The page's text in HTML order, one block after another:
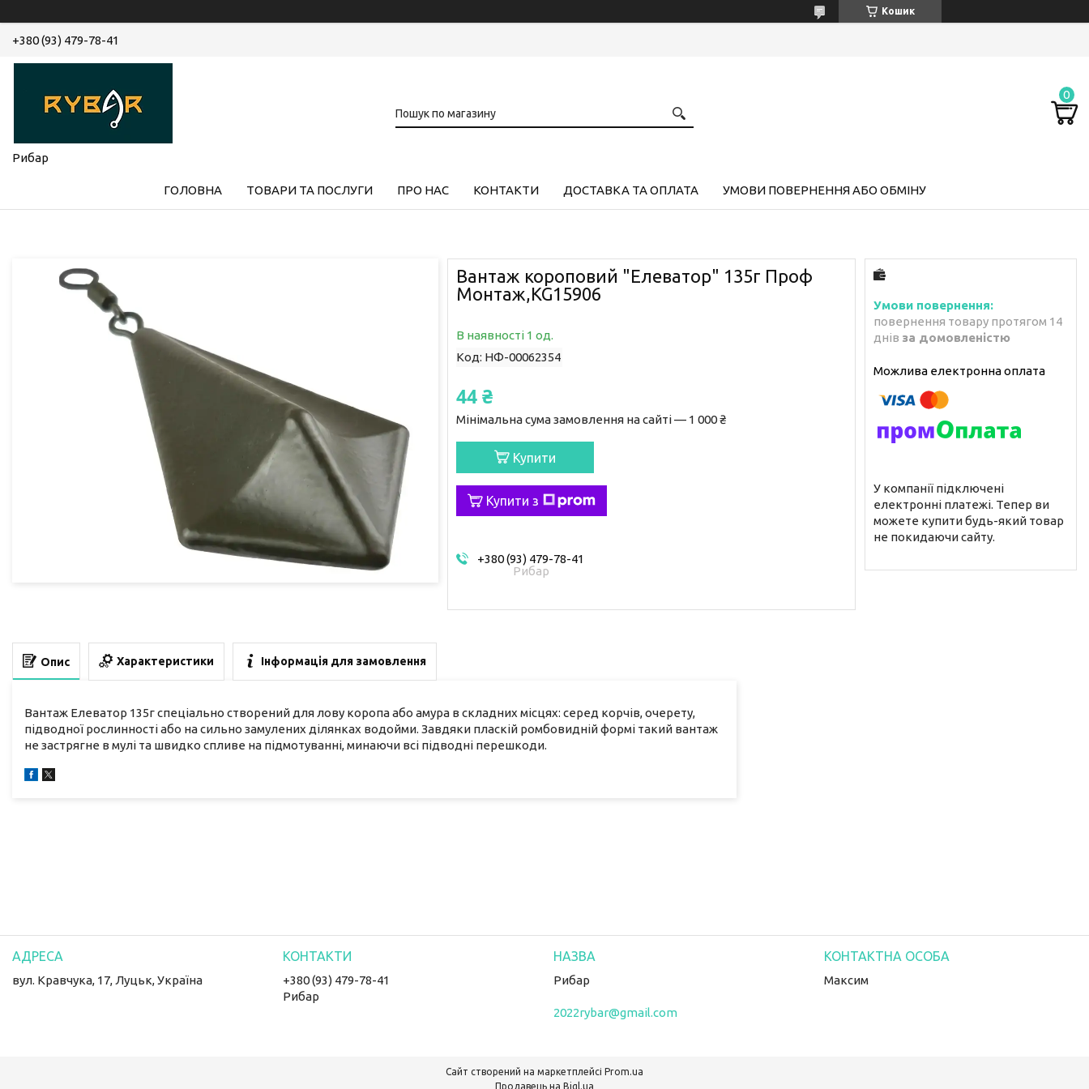
Кошик
+380 (93) 479-78-41
Рибар
ГОЛОВНА ТОВАРИ ТА ПОСЛУГИ ПРО НАС КОНТАКТИ ДОСТАВКА ТА ОПЛАТА УМОВИ ПОВЕРНЕННЯ АБО ОБМІНУ
Вантаж короповий "Елеватор" 135г Проф
Монтаж,KG15906
В наявності 1 од.
Код: НФ-00062354
44 ₴
Мінімальна сума замовлення на сайті — 1 000 ₴
Купити
Купити з
+380 (93) 479-78-41
Рибар
повернення товару протягом 14
днів за домовленістю
У компанії підключені
електронні платежі. Тепер ви
можете купити будь-який товар
не покидаючи сайту.
Опис Характеристики Інформація для замовлення
Вантаж Елеватор 135г спеціально створений для лову коропа або амура в складних місцях: серед корчів, очерету,
підводної рослинності або на сильно замулених ділянках водойми. Завдяки пласкій ромбовидній формі такий вантаж
не застрягне в мулі та швидко спливе на підмотуванні, минаючи всі підводні перешкоди.
вул. Кравчука, 17, Луцьк, Україна
+380 (93) 479-78-41
Рибар
Рибар
2022rybar@gmail.com
Максим
Сайт створений на маркетплейсі Prom.ua
Продавець на Bigl.ua